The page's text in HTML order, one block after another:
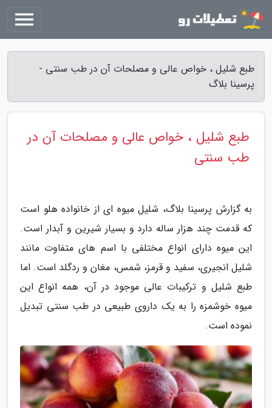
طبع شلیل ، خواص عالی و مصلحات آن در طب سنتی -
پرسینا بلاگ
طبع شلیل ، خواص عالی و مصلحات آن در
طب سنتی
به گزارش پرسینا بلاگ، شلیل میوه ای از خانواده هلو است
که قدمت چند هزار ساله دارد و بسیار شیرین و آبدار است.
این میوه دارای انواع مختلفی با اسم های متفاوت مانند
شلیل انجیری، سفید و قرمز، شمس، مغان و ردگلد است. اما
طبع شلیل و ترکیبات عالی موجود در آن، همه انواع این
میوه خوشمزه را به یک داروی طبیعی در طب سنتی تبدیل
نموده است.